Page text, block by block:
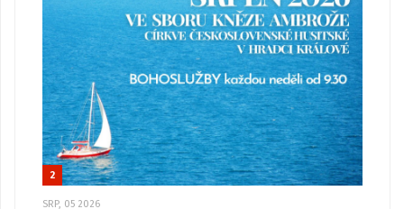
2
SRP, 05 2026